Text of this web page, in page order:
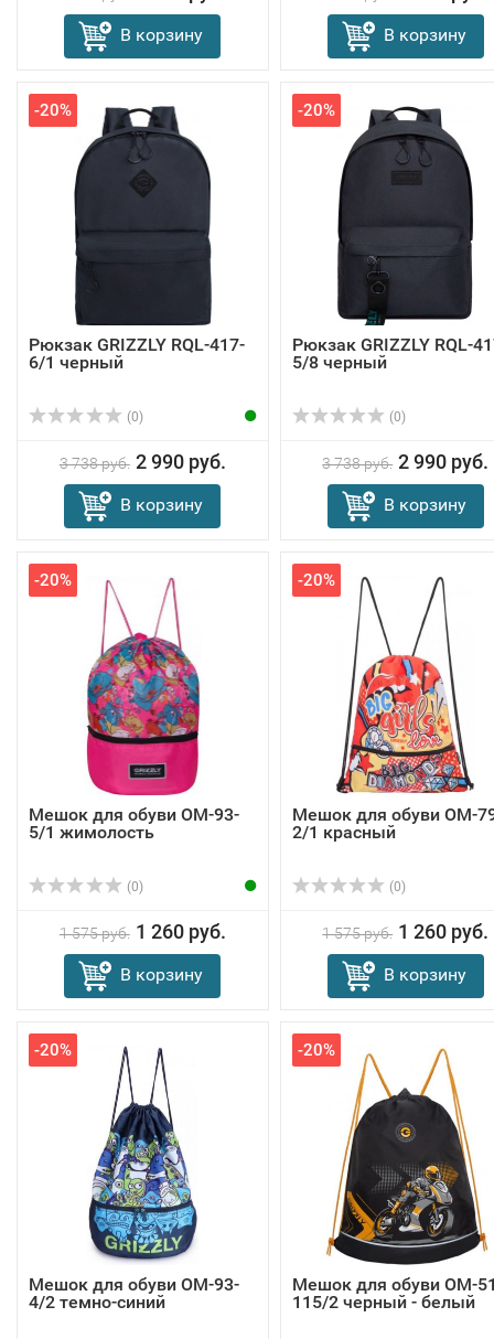
В корзину В корзину
-20%
Рюкзак GRIZZLY RQL-417-
6/1 черный
(0)
3 738 руб. 2 990 руб.
В корзину
-20%
Рюкзак GRIZZLY RQL-
5/8 черный
(0)
3 738 руб. 2 990 руб.
В корзину
-20%
Мешок для обуви OM-93-
5/1 жимолость
(0)
1 575 руб. 1 260 руб.
В корзину
-20%
Мешок для обуви OM-
2/1 красный
(0)
1 575 руб. 1 260 руб.
В корзину
-20%
Мешок для обуви OM-93-
4/2 темно-синий
-20%
Мешок для обуви OM-
115/2 черный - белый